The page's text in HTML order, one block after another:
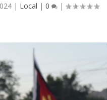
| Local | 0 |